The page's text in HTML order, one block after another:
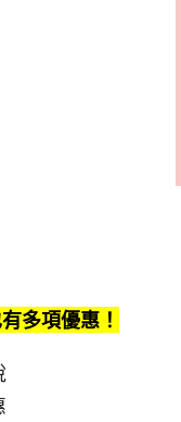
多項優惠！